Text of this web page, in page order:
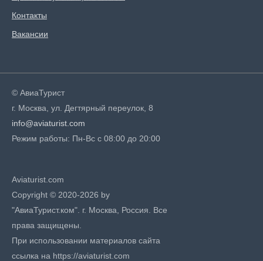
Контакты
Вакансии
© АвиаТурист
г. Москва, ул. Дегтярный переулок, 8
info@aviaturist.com
Режим работы: Пн-Вс с 08:00 до 20:00
Aviaturist.com
Copyright © 2020-2026 by
"АвиаТурист.ком". г. Москва, Россия. Все
права защищены.
При использовании материалов сайта
ссылка на https://aviaturist.com